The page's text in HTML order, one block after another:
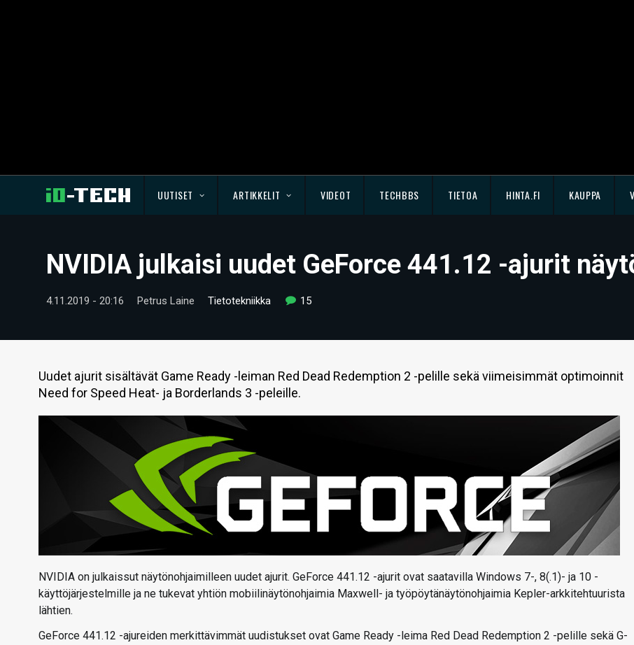
UUTISET ARTIKKELIT VIDEOT TECHBBS TIETOA HINTA.FI KAUPPA
NVIDIA julkaisi uudet GeForce 441.12 -ajurit
4.11.2019 - 20:16 Petrus Laine Tietotekniikka 15
Uudet ajurit sisältävät Game Ready -leiman Red Dead Redemption 2 -pelille sekä viimeisimmät optimoinnit
Need for Speed Heat- ja Borderlands 3 -peleille.
NVIDIA on julkaissut näytönohjaimilleen uudet ajurit. GeForce 441.12 -ajurit ovat saatavilla Windows 7-, 8(.1)- ja 10 -
käyttöjärjestelmille ja ne tukevat yhtiön mobiilinäytönohjaimia Maxwell- ja työpöytänäytönohjaimia Kepler-arkkitehtuurista
lähtien.
GeForce 441.12 -ajureiden merkittävimmät uudistukset ovat Game Ready -leima Red Dead Redemption 2 -pelille sekä G-